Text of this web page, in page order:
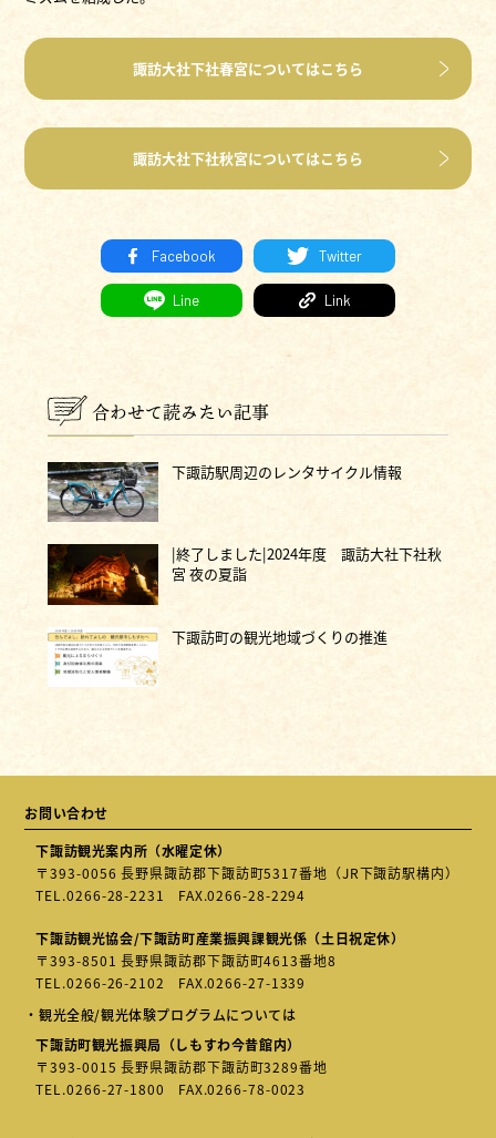
諏訪大社下社春宮についてはこちら
諏訪大社下社秋宮についてはこちら
Facebook Twitter
Line Link
合わせて読みたい記事
下諏訪駅周辺のレンタサイクル情報
|終了しました|2024年度 諏訪大社下社秋
宮 夜の夏詣
下諏訪町の観光地域づくりの推進
お問い合わせ
下諏訪観光案内所（水曜定休）
〒393-0056 長野県諏訪郡下諏訪町5317番地（JR下諏訪駅構内）
TEL.0266-28-2231 FAX.0266-28-2294
下諏訪観光協会/下諏訪町産業振興課観光係（土日祝定休）
〒393-8501 長野県諏訪郡下諏訪町4613番地8
TEL.0266-26-2102
FAX.0266-27-1339
・観光全般/観光体験プログラムについては
下諏訪町観光振興局（しもすわ今昔館内）
〒393-0015 長野県諏訪郡下諏訪町3289番地
TEL.0266-27-1800 FAX.0266-78-0023